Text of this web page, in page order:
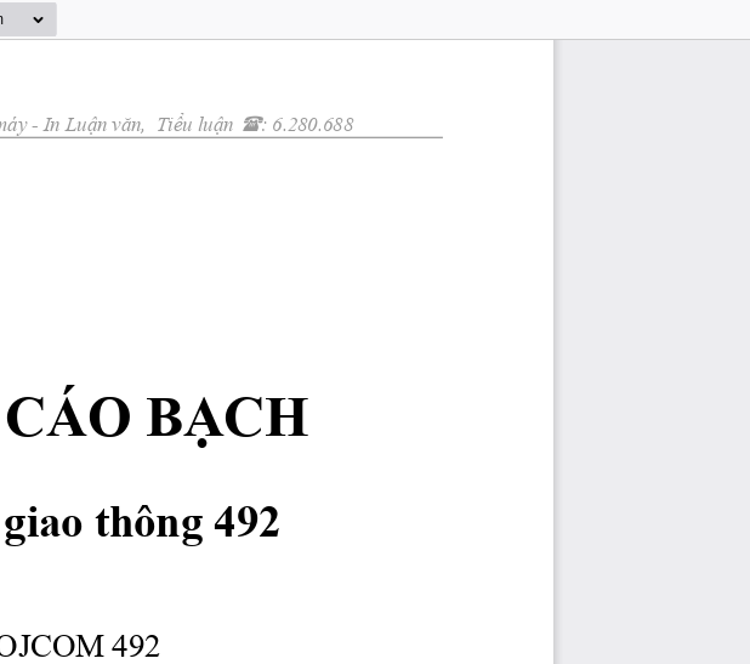
- In Luận văn, Tiểu luận  : 6.280.688
CÁO BẠCH
thông 492
492